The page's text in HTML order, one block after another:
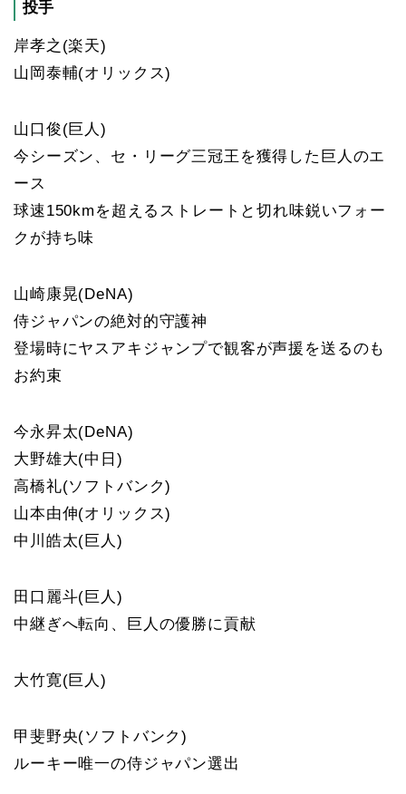
投手
岸孝之(楽天)
山岡泰輔(オリックス)
山口俊(巨人)
今シーズン、セ・リーグ三冠王を獲得した巨人のエ
ース
球速150kmを超えるストレートと切れ味鋭いフォー
クが持ち味
山崎康晃(DeNA)
侍ジャパンの絶対的守護神
登場時にヤスアキジャンプで観客が声援を送るのも
お約束
今永昇太(DeNA)
大野雄大(中日)
高橋礼(ソフトバンク)
山本由伸(オリックス)
中川皓太(巨人)
田口麗斗(巨人)
中継ぎへ転向、巨人の優勝に貢献
大竹寛(巨人)
甲斐野央(ソフトバンク)
ルーキー唯一の侍ジャパン選出